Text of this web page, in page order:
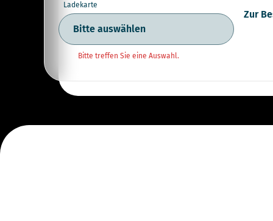
Ladekarte
Bitte treffen Sie eine Auswahl.
Zur